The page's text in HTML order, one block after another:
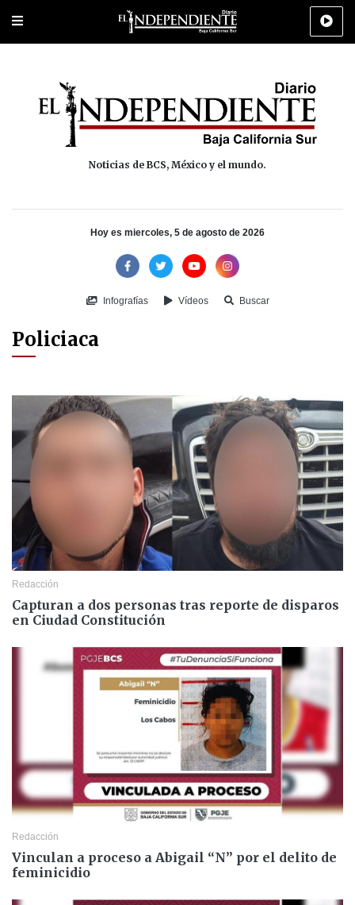
Portada Los Cabos Policiaca Deportes Cultura
Noticias de BCS, México y el mundo.
Hoy es miercoles, 5 de agosto de 2026
Infografías Vídeos Buscar
Policiaca
Redacción
Capturan a dos personas tras reporte de disparos
en Ciudad Constitución
Redacción
Vinculan a proceso a Abigail “N” por el delito de
feminicidio